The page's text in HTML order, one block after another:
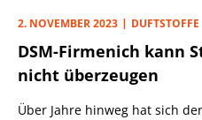
2. NOVEMBER 2023 DUFTSTOFFE
DSM-Firmenich kann
nicht überzeugen
Über Jahre hinweg hat sich